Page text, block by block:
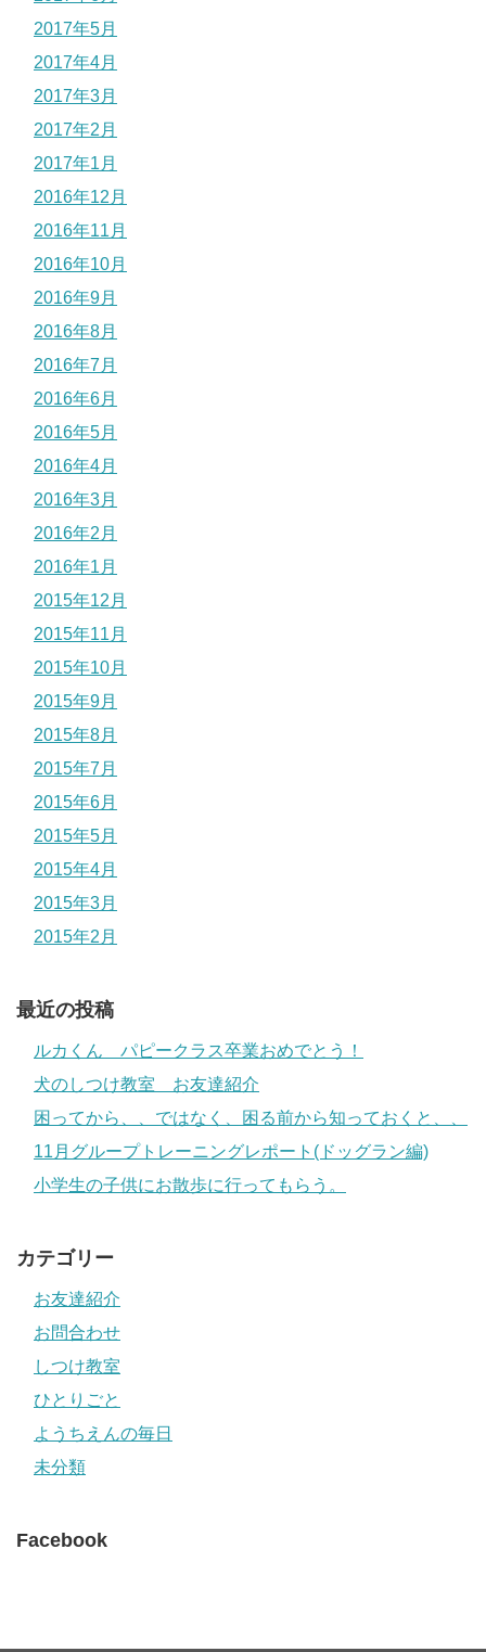
2017年5月
2017年4月
2017年3月
2017年2月
2017年1月
2016年12月
2016年11月
2016年10月
2016年9月
2016年8月
2016年7月
2016年6月
2016年5月
2016年4月
2016年3月
2016年2月
2016年1月
2015年12月
2015年11月
2015年10月
2015年9月
2015年8月
2015年7月
2015年6月
2015年5月
2015年4月
2015年3月
2015年2月
最近の投稿
ルカくん パピークラス卒業おめでとう！
犬のしつけ教室 お友達紹介
困ってから、、ではなく、困る前から知っておくと、、
11月グループトレーニングレポート(ドッグラン編)
小学生の子供にお散歩に行ってもらう。
カテゴリー
お友達紹介
お問合わせ
しつけ教室
ひとりごと
ようちえんの毎日
未分類
Facebook